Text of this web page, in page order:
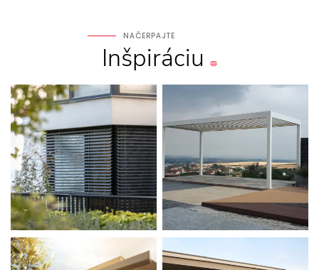
NAČERPAJTE
Inšpiráciu